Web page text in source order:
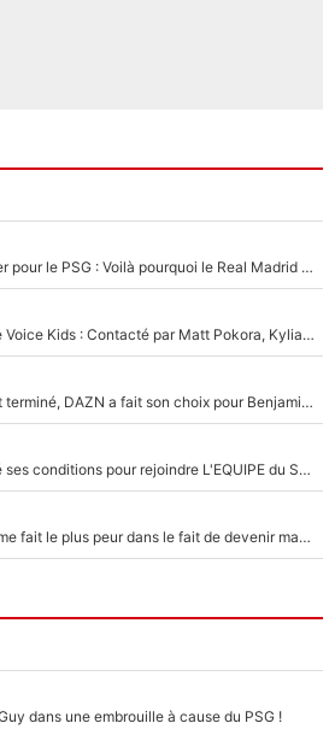
Yan Diomandé était trop cher pour le PSG : Voilà pourquoi le Real Madrid a accepté de payer la somme record de 140M€ pour boucler son transfert !
De l'équipe de France à The Voice Kids : Contacté par Matt Pokora, Kylian Mbappé a accepté de jouer un rôle inédit sur TF1 !
La Liga sur beIN Sports c’est terminé, DAZN a fait son choix pour Benjamin Da Silva et Omar Da Fonseca !
Raymond Domenech a posé ses conditions pour rejoindre L'EQUIPE du Soir : Il refuse de faire l'émission avec un autre chroniqueur !
«C’est l'une des choses qui me fait le plus peur dans le fait de devenir maman» : En couple avec Antoine Dupont, Iris Mittenaere s'inquiète déjà pour ses futurs enfants !
dans une embrouille à cause du PSG !